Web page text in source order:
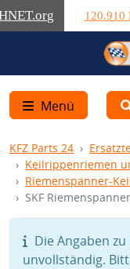
.org 120.910
Menü
KFZ Parts 24
Keilrippenriemen
Riemenspanner-
SKF
Die Angaben
unvollständig.